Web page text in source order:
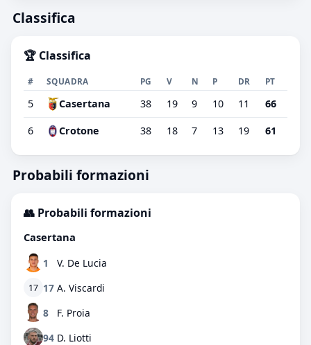
Classifica
🏆 Classifica
# SQUADRA PG V N P DR PT
5 Casertana 38 19 9 10 11 66
6 Crotone 38 18 7 13 19 61
Probabili formazioni
👥 Probabili formazioni
Casertana
1 V. De Lucia
17 17 A. Viscardi
8
F. Proia
94 D. Liotti